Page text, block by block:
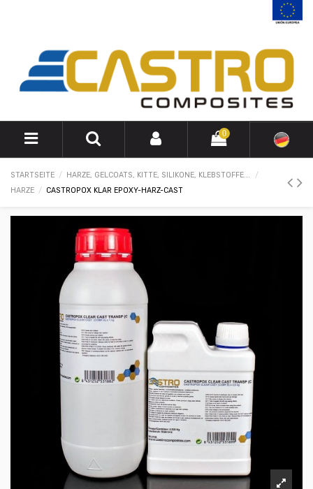
0
STARTSEITE
HARZE, GELCOATS, KITTE, SILIKONE, KLEBSTOFFE...
HARZE
CASTROPOX KLAR EPOXY-HARZ-CAST